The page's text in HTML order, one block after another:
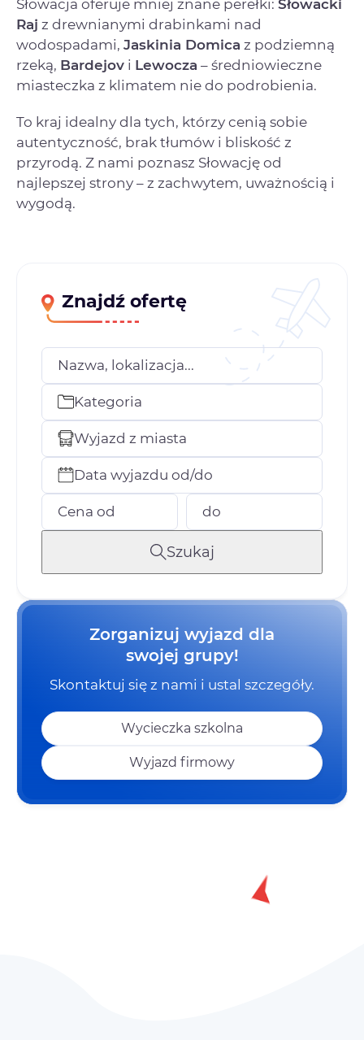
Słowacja oferuje mniej znane perełki: Słowacki
Raj z drewnianymi drabinkami nad
wodospadami, Jaskinia Domica z podziemną
rzeką, Bardejov i Lewocza – średniowieczne
miasteczka z klimatem nie do podrobienia.
To kraj idealny dla tych, którzy cenią sobie
autentyczność, brak tłumów i bliskość z
przyrodą. Z nami poznasz Słowację od
najlepszej strony – z zachwytem, uważnością i
wygodą.
Znajdź ofertę
Nazwa, lokalizacja...
Kategoria
Wyjazd z miasta
Data wyjazdu od/do
Cena od do
Szukaj
Zorganizuj wyjazd dla
swojej grupy!
Skontaktuj się z nami i ustal szczegóły.
Wycieczka szkolna
Wyjazd firmowy